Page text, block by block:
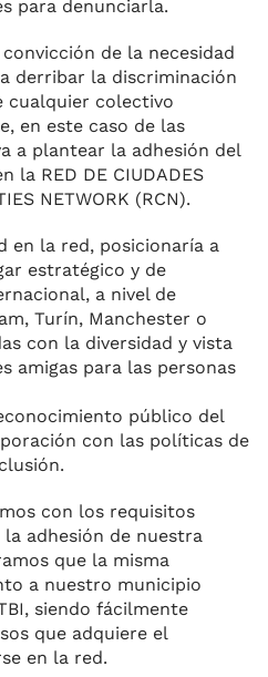
para denunciarla.
de la necesidad
derribar la discriminación
cualquier colectivo
en este caso de las
a plantear la adhesión del
la RED DE CIUDADES
NETWORK (RCN).
en la red, posicionaría a
estratégico y de
a nivel de
Turín, Manchester o
con la diversidad y vista
amigas para las personas
público del
con las políticas de
con los requisitos
adhesión de nuestra
que la misma
a nuestro municipio
siendo fácilmente
que adquiere el
en la red.